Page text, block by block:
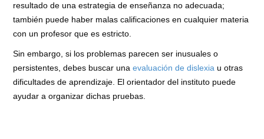
resultado de una estrategia de enseñanza no adecuada;
también puede haber malas calificaciones en cualquier materia
con un profesor que es estricto.
Sin embargo, si los problemas parecen ser inusuales o
persistentes, debes buscar unaevaluación de dislexia u otras
dificultades de aprendizaje. El orientador del instituto puede
ayudar a organizar dichas pruebas.